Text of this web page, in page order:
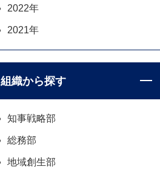
2022年
2021年
組織から探す
知事戦略部
総務部
地域創生部